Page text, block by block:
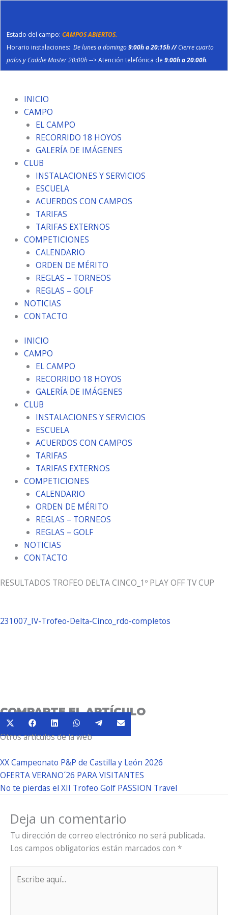
Estado del campo: CAMPOS ABIERTOS.
Horario instalaciones: De lunes a domingo9:00h a 20:15h //Cierre cuarto
palos y Caddie Master 20:00h--> Atención telefónica de 9:00h a 20:00h.
contenido
INICIO
CAMPO
EL CAMPO
RECORRIDO 18 HOYOS
GALERÍA DE IMÁGENES
CLUB
INSTALACIONES Y SERVICIOS
ESCUELA
ACUERDOS CON CAMPOS
TARIFAS
TARIFAS EXTERNOS
COMPETICIONES
CALENDARIO
ORDEN DE MÉRITO
REGLAS – TORNEOS
REGLAS – GOLF
NOTICIAS
CONTACTO
INICIO
CAMPO
EL CAMPO
RECORRIDO 18 HOYOS
GALERÍA DE IMÁGENES
CLUB
INSTALACIONES Y SERVICIOS
ESCUELA
ACUERDOS CON CAMPOS
TARIFAS
TARIFAS EXTERNOS
COMPETICIONES
CALENDARIO
ORDEN DE MÉRITO
REGLAS – TORNEOS
REGLAS – GOLF
NOTICIAS
CONTACTO
RESULTADOS TROFEO DELTA CINCO_1º PLAY OFF TV CUP
231007_IV-Trofeo-Delta-Cinco_rdo-completos
COMPARTE EL ARTÍCULO
Compartir
en
(Twitter)
Compartir
en
FacebookCompartir
en
LinkedInCompartir
en
WhatsAppCompartir
en
TelegramCompartir
en
Otros artículos de la web
XX Campeonato P&P de Castilla y León 2026
OFERTA VERANO´26 PARA VISITANTES
No te pierdas el XII Trofeo Golf PASSION Travel
Deja un comentario
Tu dirección de correo electrónico no será publicada.
Los campos obligatorios están marcados con *
aquí...